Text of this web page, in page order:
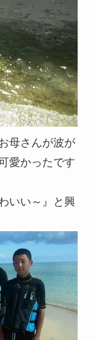
母さんが波が
愛かったです
いい～』と興